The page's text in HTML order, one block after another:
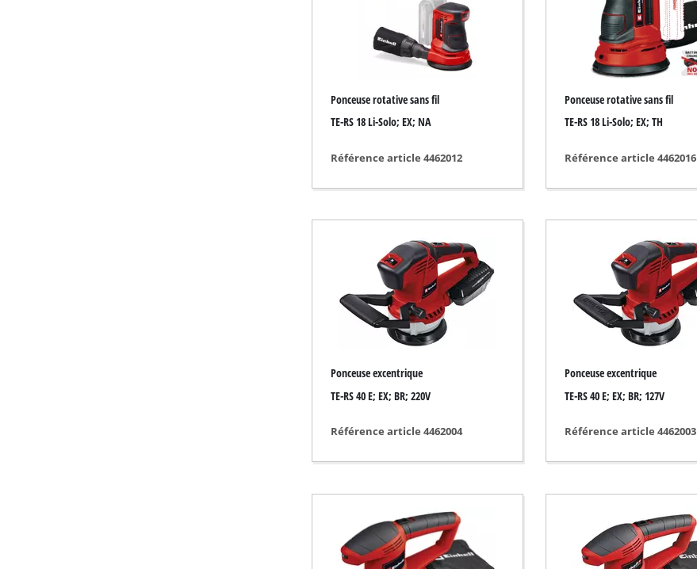
Raboteuse / Fraiseuse
Machines de polissage
Autres équipements
Déshumidificateur
Nettoyeurs haute pression
Broyeurs
Nettoyeur de surface
Aspirateur de feuille
Balayeuse
Ponceuse rotative sans fil
TE-RS 18 Li-Solo; EX; NA
Référence article 4462012
Ponceuse rotative sans fil
TE-RS 18 Li-Solo; EX; TH
Référence article 4462016
Ponceuse excentrique
TE-RS 40 E; EX; BR; 220V
Référence article 4462004
Ponceuse excentrique
TE-RS 40 E; EX; BR; 127V
Référence article 4462003